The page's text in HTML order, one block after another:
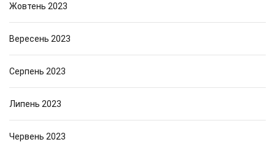
Жовтень 2023
Вересень 2023
Серпень 2023
Липень 2023
Червень 2023